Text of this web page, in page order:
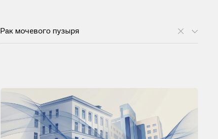
Рак мочевого пузыря